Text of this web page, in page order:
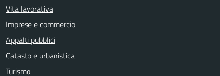
Vita lavorativa
Imprese e commercio
Appalti pubblici
Catasto e urbanistica
Turismo